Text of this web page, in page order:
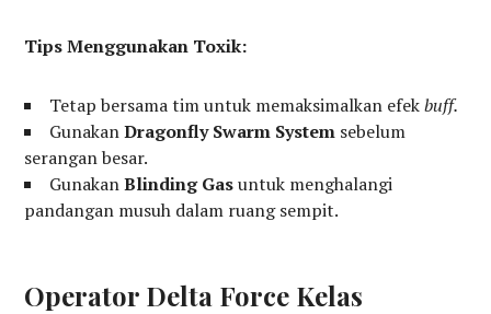
Tips Menggunakan Toxik:
Tetap bersama tim untuk memaksimalkan efekbuff.
GunakanDragonfly Swarm System sebelum
serangan besar.
GunakanBlinding Gasuntuk menghalangi
pandangan musuh dalam ruang sempit.
Operator Delta Force Kelas